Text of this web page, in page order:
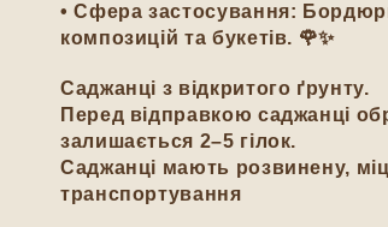
• Сфера застосування:
композицій та букетів. 🌹✨
Саджанці з відкритого ґрунту.
Перед відправкою саджанці
залишається 2–5 гілок.
Саджанці мають розвинену,
транспортування